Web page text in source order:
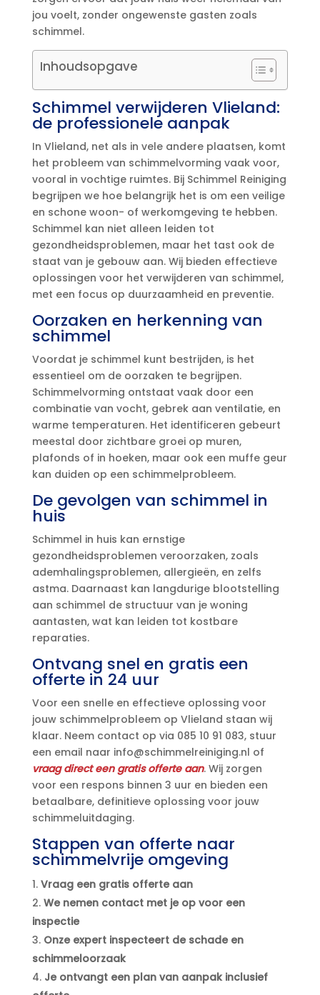
jou voelt, zonder ongewenste gasten zoals
schimmel.​
Inhoudsopgave
Schimmel verwijderen Vlieland:
de professionele aanpak
In Vlieland, net als in vele andere plaatsen, komt
het probleem van schimmelvorming vaak voor,
vooral in vochtige ruimtes.​ Bij Schimmel Reiniging
begrijpen we hoe belangrijk het is om een veilige
en schone woon- of werkomgeving te hebben.​
Schimmel kan niet alleen leiden tot
gezondheidsproblemen, maar het tast ook de
staat van je gebouw aan.​ Wij bieden effectieve
oplossingen voor het verwijderen van schimmel,
met een focus op duurzaamheid en preventie.​
Oorzaken en herkenning van
schimmel
Voordat je schimmel kunt bestrijden, is het
essentieel om de oorzaken te begrijpen.​
Schimmelvorming ontstaat vaak door een
combinatie van vocht, gebrek aan ventilatie, en
warme temperaturen.​ Het identificeren gebeurt
meestal door zichtbare groei op muren,
plafonds of in hoeken, maar ook een muffe geur
kan duiden op een schimmelprobleem.​
De gevolgen van schimmel in
huis
Schimmel in huis kan ernstige
gezondheidsproblemen veroorzaken, zoals
ademhalingsproblemen, allergieën, en zelfs
astma.​ Daarnaast kan langdurige blootstelling
aan schimmel de structuur van je woning
aantasten, wat kan leiden tot kostbare
reparaties.​
Ontvang snel en gratis een
offerte in 24 uur
Voor een snelle en effectieve oplossing voor
jouw schimmelprobleem op Vlieland staan wij
klaar.​ Neem contact op via 085 10 91 083, stuur
een email naar info@schimmelreiniging.​nl of
vraag direct een gratis offerte aan.​ Wij zorgen
voor een respons binnen 3 uur en bieden een
betaalbare, definitieve oplossing voor jouw
schimmeluitdaging.​
Stappen van offerte naar
schimmelvrije omgeving
Vraag een gratis offerte aan
We nemen contact met je op voor een
inspectie
Onze expert inspecteert de schade en
schimmeloorzaak
Je ontvangt een plan van aanpak inclusief